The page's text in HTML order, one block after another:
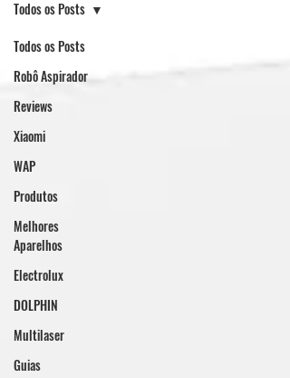
Todos os Posts
Robô Aspirador
Reviews
Xiaomi
WAP
Produtos
Melhores
Aparelhos
Electrolux
DOLPHIN
Multilaser
Guias
Todos os Posts